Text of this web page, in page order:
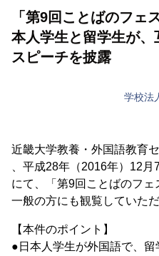
「第9回ことばのフ
本人学生と留学生が
スピーチを披露
学校法
近畿大学教養・外国語教育
、平成28年（2016年）12
にて、「第9回ことばのフェ
一般の方にも観覧していただ
【本件のポイント】
●日本人学生が外国語で、